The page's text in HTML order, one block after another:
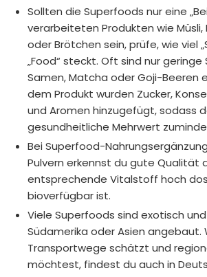
Sollten die Superfoods nur eine
verarbeiteten Produkten wie Müsli,
oder Brötchen sein, prüfe, wie viel
„Food“ steckt. Oft sind nur
Samen, Matcha oder Goji-Beeren
dem Produkt wurden Zucker,
und Aromen hinzugefügt, sodass
gesundheitliche Mehrwert
Bei Superfood-
Pulvern erkennst du gute Qualität
entsprechende Vitalstoff hoch
bioverfügbar ist.
Viele Superfoods sind exotisch
Südamerika oder Asien angebaut.
Transportwege schätzt und
möchtest, findest du auch in